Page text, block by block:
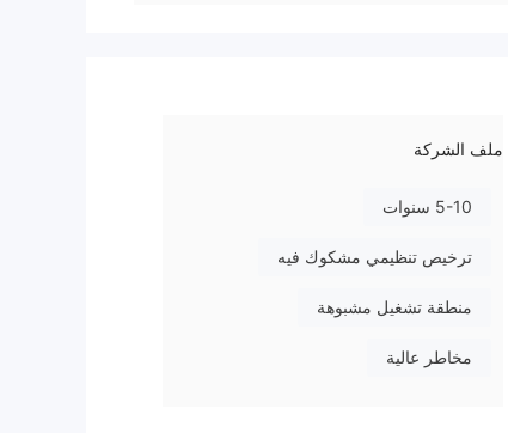
ملف الشركة
5-10 سنوات
ترخيص تنظيمي مشكوك فيه
منطقة تشغيل مشبوهة
مخاطر عالية